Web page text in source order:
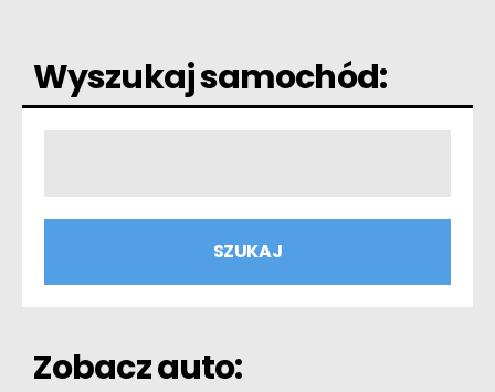
Wyszukaj samochód:
Zobacz auto: